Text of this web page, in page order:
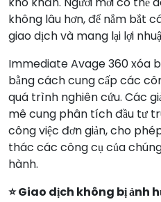
không lâu hơn, để nắm bắt
giao dịch và mang lại lợi
Immediate Avage 360 xóa
bằng cách cung cấp các
quá trình nghiên cứu. Các
mê cung phân tích đầu tư
công việc đơn giản, cho
thác các công cụ của
hành.
⭐ Giao dịch không bị ảnh